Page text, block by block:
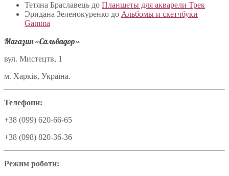
Тетяна Браславець до Планшеты для акварели Трек
Эридана Зеленокуренко до Альбомы и скетчбуки
Gamma
Магазин «Сальвадор»
вул. Мистецтв, 1
м. Харків, Україна.
Телефони:
+38 (099) 620-66-65
+38 (098) 820-36-36
Режим роботи: